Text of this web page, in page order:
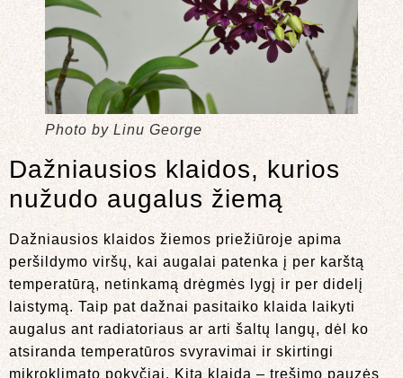
Photo by Linu George
Dažniausios klaidos, kurios
nužudo augalus žiemą
Dažniausios klaidos žiemos priežiūroje apima
peršildymo viršų, kai augalai patenka į per karštą
temperatūrą, netinkamą drėgmės lygį ir per didelį
laistymą. Taip pat dažnai pasitaiko klaida laikyti
augalus ant radiatoriaus ar arti šaltų langų, dėl ko
atsiranda temperatūros svyravimai ir skirtingi
mikroklimato pokyčiai. Kita klaida – tręšimo pauzės